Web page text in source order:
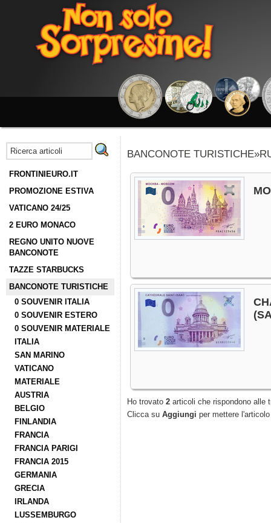
FRONTINIEURO.IT
PROMOZIONE ESTIVA
VATICANO 24/25
2 EURO MONACO
REGNO UNITO NUOVE
BANCONOTE
TAZZE STARBUCKS
BANCONOTE TURISTICHE
0 SOUVENIR ITALIA
0 SOUVENIR ESTERO
0 SOUVENIR MATERIALE
ITALIA
SAN MARINO
VATICANO
MATERIALE
AUSTRIA
BELGIO
FINLANDIA
FRANCIA
FRANCIA PARIGI
FRANCIA 2015
GERMANIA
GRECIA
IRLANDA
LUSSEMBURGO
BANCONOTE
Ho trovato 2 articoli che rispondono alle
Clicca su Aggiungi per mettere